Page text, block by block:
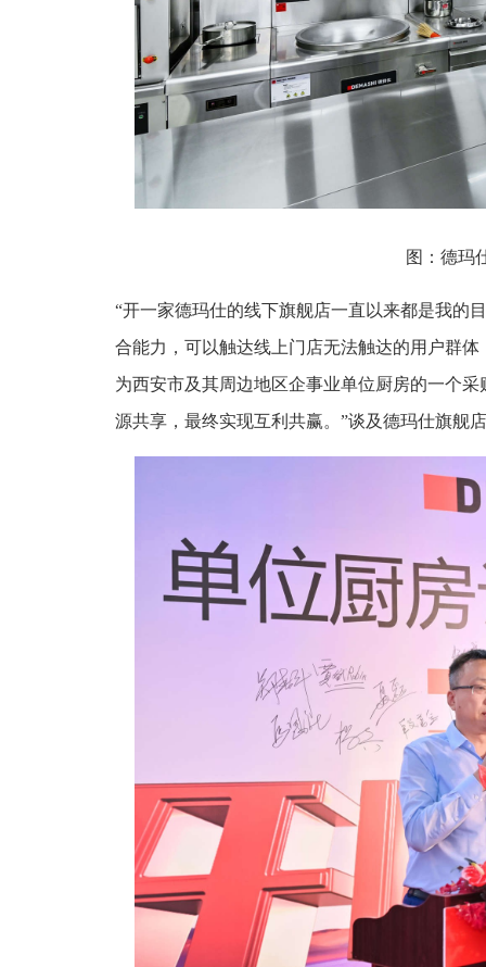
图：德玛
“开一家德玛仕的线下旗舰店一直以来都是我的
合能力，可以触达线上门店无法触达的用户群
为西安市及其周边地区企事业单位厨房的一个
源共享，最终实现互利共赢。”谈及德玛仕旗舰